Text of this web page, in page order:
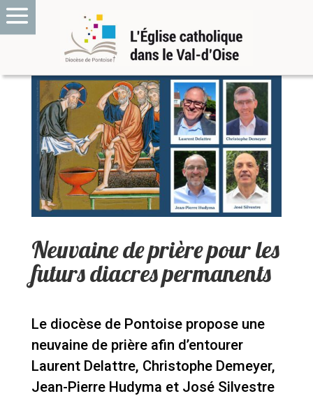
Neuvaine de prière pour les
futurs diacres permanents
Le diocèse de Pontoise propose une
neuvaine de prière afin d’entourer
Laurent Delattre, Christophe Demeyer,
Jean-Pierre Hudyma et José Silvestre